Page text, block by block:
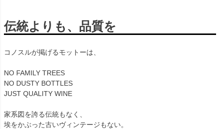
伝統よりも、品質を
コノスルが掲げるモットーは、
NO FAMILY TREES
NO DUSTY BOTTLES
JUST QUALITY WINE
家系図を誇る伝統もなく、
埃をかぶった古いヴィンテージもない。